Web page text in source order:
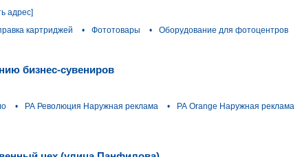
адрес]
картриджей • Фототовары •
Оборудование для фотоцентров
бизнес-сувениров
• РА Революция Наружная реклама •
РА Orange Наружная реклама